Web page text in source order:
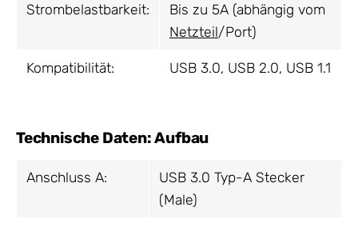
Strombelastbarkeit:
Bis zu 5A (abhängig vom
Netzteil/Port)
Kompatibilität: USB 3.0, USB 2.0, USB 1.1
Technische Daten: Aufbau
Anschluss A:
USB 3.0 Typ-A Stecker
(Male)